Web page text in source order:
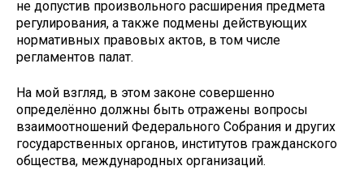
не допустив произвольного расширения предмета
регулирования, а также подмены действующих
нормативных правовых актов, в том числе
регламентов палат.
На мой взгляд, в этом законе совершенно
определённо должны быть отражены вопросы
взаимоотношений Федерального Собрания и других
государственных органов, институтов гражданского
общества, международных организаций.